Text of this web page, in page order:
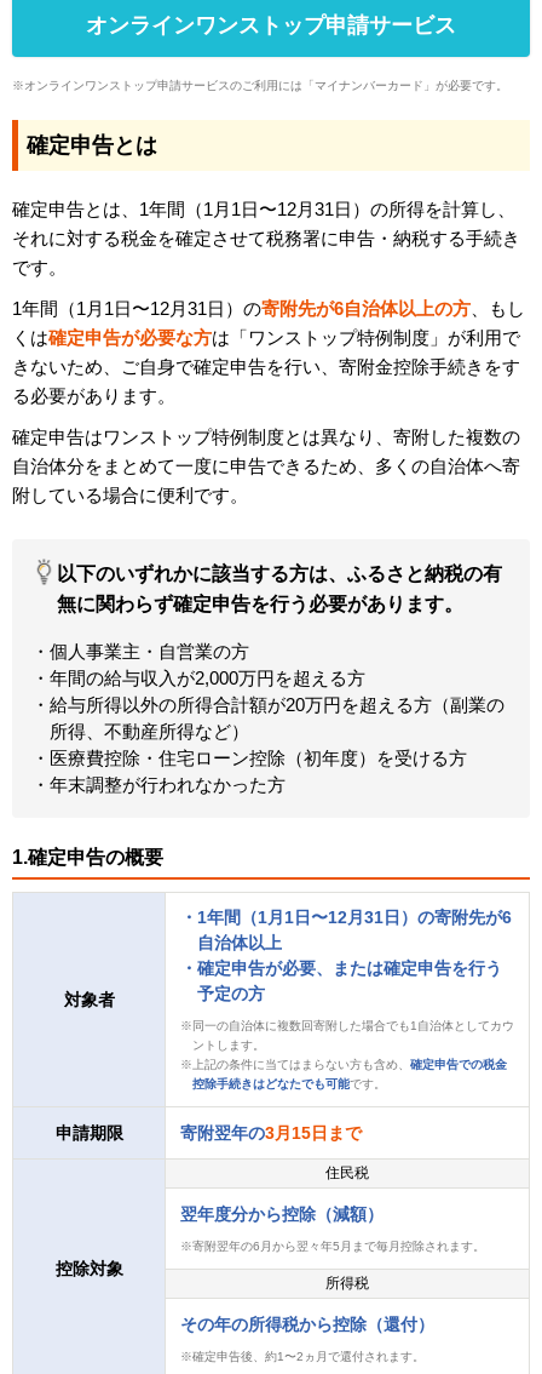
オンラインワンストップ申請サービス
オンラインワンストップ申請サービスのご利用には「マイナンバーカード」が必要です。
確定申告とは
確定申告とは、1年間（1月1日〜12月31日）の所得を計算し、
それに対する税金を確定させて税務署に申告・納税する手続き
です。
1年間（1月1日〜12月31日）の寄附先が6自治体以上の方 、もし
くは確定申告が必要な方は「ワンストップ特例制度」が利用で
きないため、ご自身で確定申告を行い、寄附金控除手続きをす
る必要があります。
確定申告はワンストップ特例制度とは異なり、寄附した複数の
自治体分をまとめて一度に申告できるため、多くの自治体へ寄
附している場合に便利です。
以下のいずれかに該当する方は、ふるさと納税の有
無に関わらず確定申告を行う必要があります。
個人事業主・自営業の方
年間の給与収入が2,000万円を超える方
給与所得以外の所得合計額が20万円を超える方（副業の
所得、不動産所得など）
医療費控除・住宅ローン控除（初年度）を受ける方
年末調整が行われなかった方
1.確定申告の概要
対象者
1年間（1月1日〜12月31日）の寄附先が6
自治体以上
確定申告が必要、または確定申告を行う
予定の方
同一の自治体に複数回寄附した場合でも1自治体としてカウ
ントします。
上記の条件に当てはまらない方も含め、 確定申告での税金
控除手続きはどなたでも可能です。
申請期限 寄附翌年の3月15日まで
控除対象
住民税
翌年度分から控除（減額）
寄附翌年の6月から翌々年5月まで毎月控除されます。
所得税
その年の所得税から控除（還付）
確定申告後、約1〜2ヵ月で還付されます。